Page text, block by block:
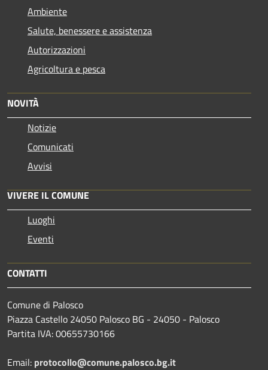
Ambiente
Salute, benessere e assistenza
Autorizzazioni
Agricoltura e pesca
NOVITÀ
Notizie
Comunicati
Avvisi
VIVERE IL COMUNE
Luoghi
Eventi
CONTATTI
Comune di Palosco
Piazza Castello 24050 Palosco BG - 24050 - Palosco
Partita IVA: 00655730166
Email: protocollo@comune.palosco.bg.it